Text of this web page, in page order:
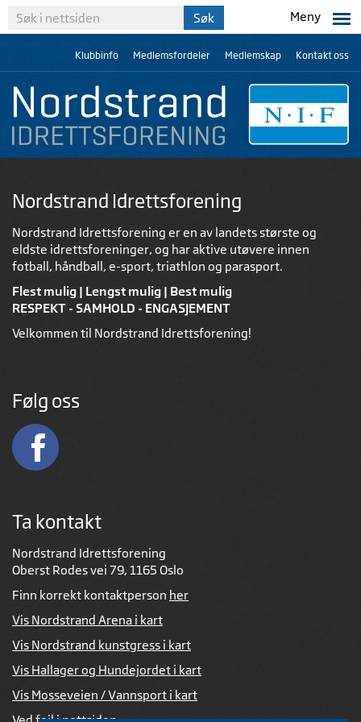
Meny
Klubbinfo Medlemsfordeler Medlemskap Kontakt oss
Nordstrand Idrettsforening
Nordstrand Idrettsforening er en av landets største og
eldste idrettsforeninger, og har aktive utøvere innen
fotball, håndball, e-sport, triathlon og parasport.
Flest mulig | Lengst mulig | Best mulig
RESPEKT - SAMHOLD - ENGASJEMENT
Velkommen til Nordstrand Idrettsforening!
Følg oss
Ta kontakt
Nordstrand Idrettsforening
Oberst Rodes vei 79, 1165 Oslo
Finn korrekt kontaktperson her
Vis Nordstrand Arena i kart
Vis Nordstrand kunstgress i kart
Vis Hallager og Hundejordet i kart
Vis Mosseveien / Vannsport i kart